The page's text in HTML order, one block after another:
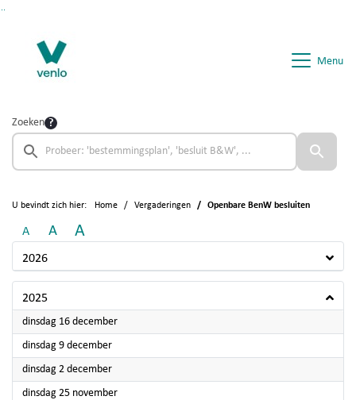
Menu
Zoeken
U bevindt zich hier: Home Vergaderingen Openbare BenW besluiten
A A A
2026
2025
dinsdag 16 december2025
dinsdag 9 december2025
dinsdag 2 december2025
dinsdag 25 november2025